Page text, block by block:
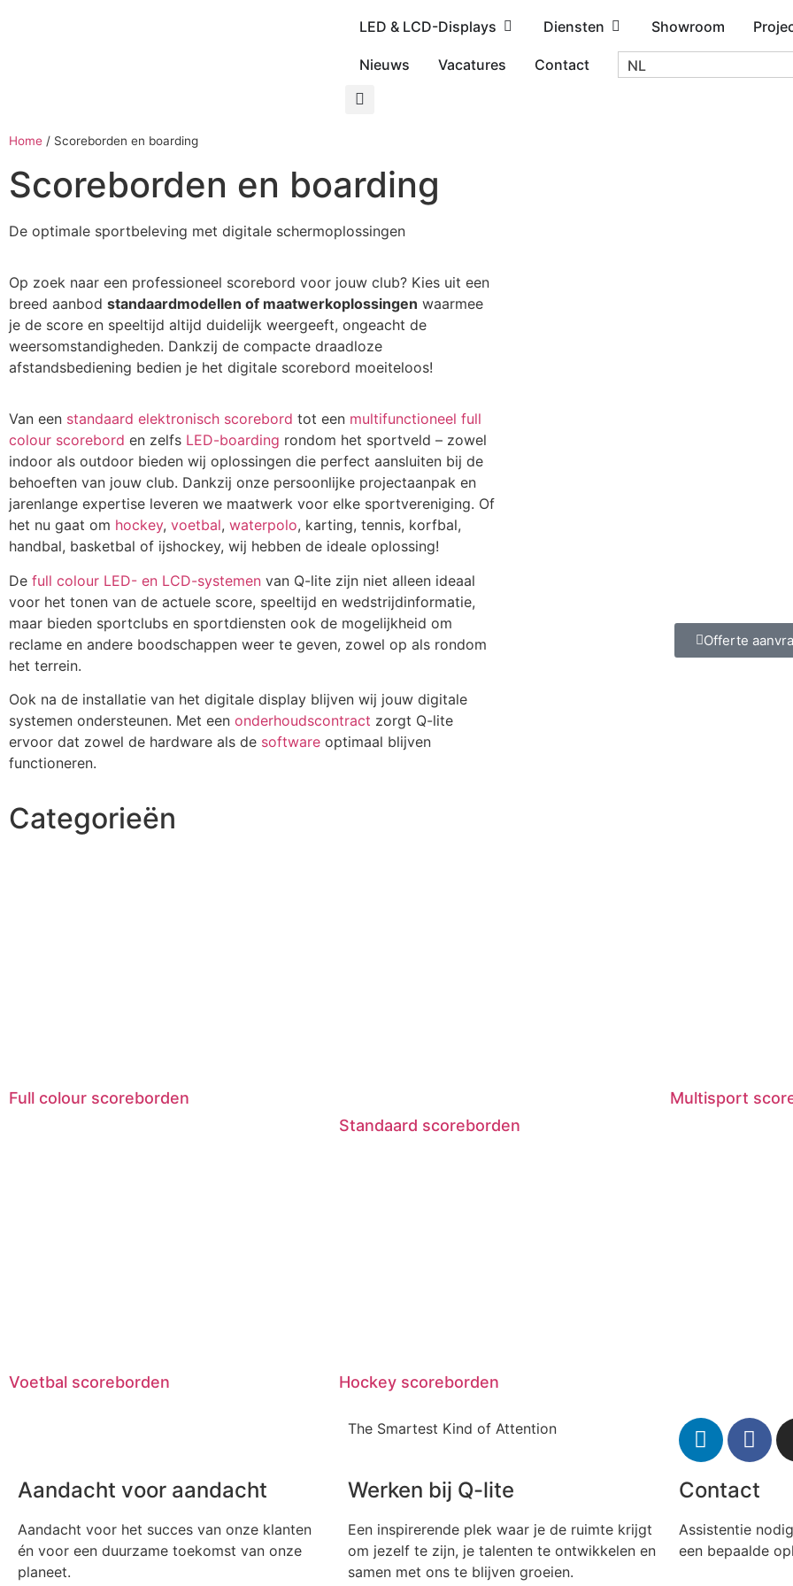
LED & LCD-Displays Diensten Showroom
Nieuws Vacatures Contact NL
Home / Scoreborden en boarding
Scoreborden en boarding
De optimale sportbeleving met digitale schermoplossingen
Op zoek naar een professioneel scorebord voor jouw club? Kies uit een
breed aanbod standaardmodellen of maatwerkoplossingen waarmee
je de score en speeltijd altijd duidelijk weergeeft, ongeacht de
weersomstandigheden. Dankzij de compacte draadloze
afstandsbediening bedien je het digitale scorebord moeiteloos!
Van een standaard elektronisch scorebord tot een multifunctioneel full
colour scorebord en zelfs LED-boarding rondom het sportveld – zowel
indoor als outdoor bieden wij oplossingen die perfect aansluiten bij de
behoeften van jouw club. Dankzij onze persoonlijke projectaanpak en
jarenlange expertise leveren we maatwerk voor elke sportvereniging. Of
het nu gaat om hockey, voetbal, waterpolo, karting, tennis, korfbal,
handbal, basketbal of ijshockey, wij hebben de ideale oplossing!
De full colour LED- en LCD-systemen van Q-lite zijn niet alleen ideaal
voor het tonen van de actuele score, speeltijd en wedstrijdinformatie,
maar bieden sportclubs en sportdiensten ook de mogelijkheid om
reclame en andere boodschappen weer te geven, zowel op als rondom
het terrein.
Ook na de installatie van het digitale display blijven wij jouw digitale
systemen ondersteunen. Met een onderhoudscontract zorgt Q-lite
ervoor dat zowel de hardware als de software optimaal blijven
functioneren.
Offerte
Categorieën
Full colour scoreborden
Standaard scoreborden
Multisport
Voetbal scoreborden Hockey scoreborden
The Smartest Kind of Attention
Aandacht voor aandacht
Aandacht voor het succes van onze klanten
én voor een duurzame toekomst van onze
planeet.
Werken bij Q-lite
Een inspirerende plek waar je de ruimte krijgt
om jezelf te zijn, je talenten te ontwikkelen en
samen met ons te blijven groeien.
Contact
Assistentie
een bepaalde